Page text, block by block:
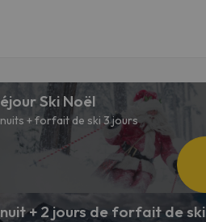
Ski Noël
+ forfait de ski 3 jours
nuit + 2 jours de forfait de ski